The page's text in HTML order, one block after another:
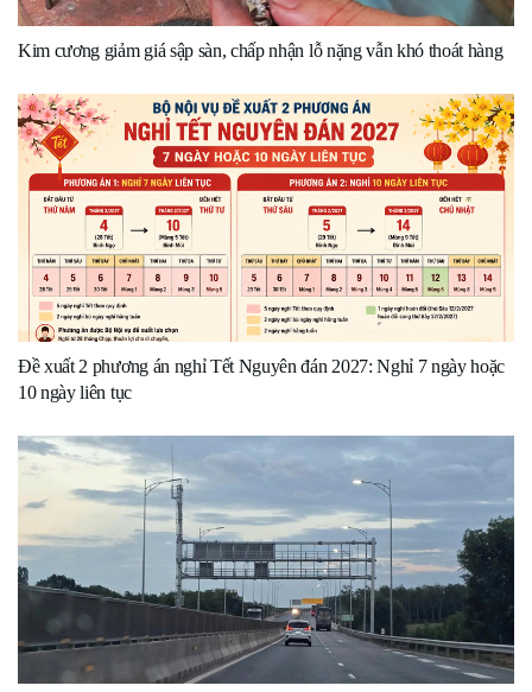
Kim cương giảm giá sập sàn, chấp nhận lỗ nặng vẫn khó thoát hàng
Đề xuất 2 phương án nghỉ Tết Nguyên đán 2027: Nghỉ 7 ngày hoặc
10 ngày liên tục